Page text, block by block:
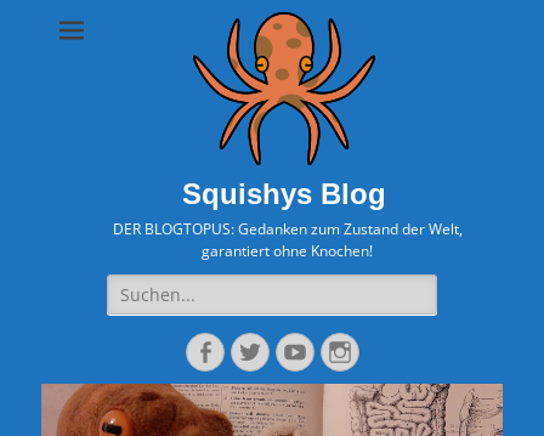
Squishys Blog
DER BLOGTOPUS: Gedanken zum Zustand der Welt,
garantiert ohne Knochen!
Suche
nach:
Facebook
TwitterYouTubeInstagram